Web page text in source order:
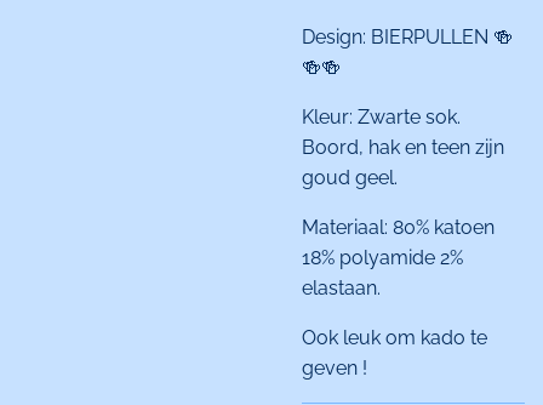
Design: BIERPULLEN 🍻
🍻🍻
Kleur: Zwarte sok.
Boord, hak en teen zijn
goud geel.
Materiaal: 80% katoen
18% polyamide 2%
elastaan.
Ook leuk om kado te
geven !